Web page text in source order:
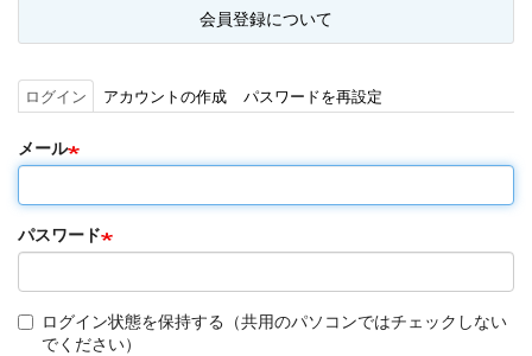
会員登録について
プ
イ
マ
リ
ー
タ
ブ
ログイン (ア
ク
ィ
な
タ
ブ)
アカウントの作成 パスワードを再設定
メール
パスワード
ログイン状態を保持する（共用のパソコンではチェックしない
でください）